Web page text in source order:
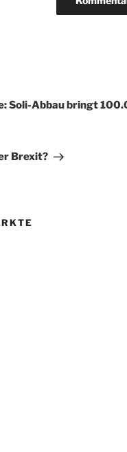
Soli-Abbau bringt
Brexit?